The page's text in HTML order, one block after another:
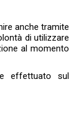
anche tramite
di utilizzare
al momento
effettuato sul